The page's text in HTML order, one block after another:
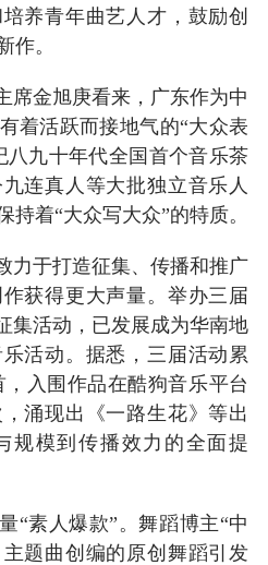
养青年曲艺人才，鼓励创
作。
席金旭庚看来，广东作为中
着活跃而接地气的“大众表
八九十年代全国首个音乐茶
连真人等大批独立音乐人
持着“大众写大众”的特质。
力于打造征集、传播和推广
获得更大声量。举办三届
集活动，已发展成为华南地
活动。据悉，三届活动累
入围作品在酷狗音乐平台
涌现出《一路生花》等出
规模到传播效力的全面提
“素人爆款”。舞蹈博主“中
题曲创编的原创舞蹈引发